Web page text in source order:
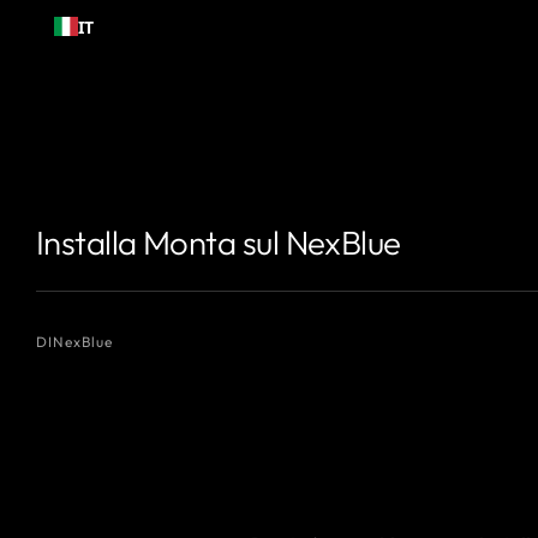
Passa al
IT
Installa Monta sul NexBlue
DI NexBlue